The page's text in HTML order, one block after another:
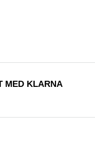
MED KLARNA